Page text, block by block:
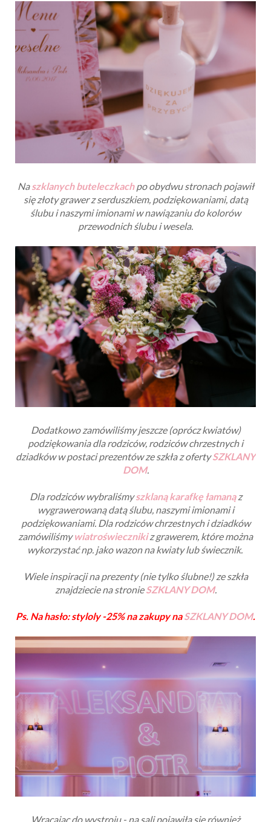
Przygotowaliśmy też loterię - w jednej z butelek ukryty był
dodatkowy upominek w postaci nalewki weselnej
przygotowanej przez naszego Świadka ;-)
Naszklanych buteleczkachpo obydwu stronach pojawił
się złoty grawer z serduszkiem, podziękowaniami, datą
ślubu i naszymi imionami w nawiązaniu do kolorów
przewodnich ślubu i wesela.
Dodatkowo zamówiliśmy jeszcze (oprócz kwiatów)
podziękowania dla rodziców, rodziców chrzestnych i
DOM.
Dla rodziców wybraliśmyszklaną karafkę łamaną
podziękowaniami.Dla rodziców chrzestnych i dziadków
zamówiliśmy
wykorzystać np. jako wazon na kwiaty lub świecznik.
Wiele inspiracji na prezenty (nie tylko ślubne!) ze szkła
znajdziecie na stronieSZKLANY DOM
Ps. Na hasło: styloly -25% na zakupy naSZKLANY DOM